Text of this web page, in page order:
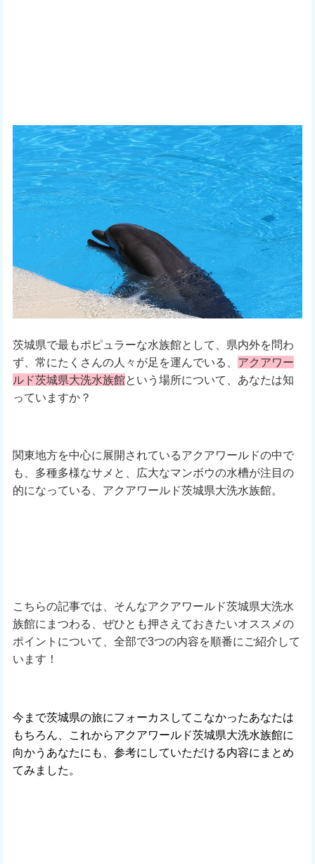
茨城県で最もポピュラーな水族館として、県内外を問わ
ず、常にたくさんの人々が足を運んでいる、 アクアワー
ルド茨城県大洗水族館という場所について、あなたは知
っていますか？
関東地方を中心に展開されているアクアワールドの中で
も、多種多様なサメと、広大なマンボウの水槽が注目の
的になっている、アクアワールド茨城県大洗水族館。
こちらの記事では、そんなアクアワールド茨城県大洗水
族館にまつわる、ぜひとも押さえておきたいオススメの
ポイントについて、全部で3つの内容を順番にご紹介して
います！
今まで茨城県の旅にフォーカスしてこなかったあなたは
もちろん、これからアクアワールド茨城県大洗水族館に
向かうあなたにも、参考にしていただける内容にまとめ
てみました。